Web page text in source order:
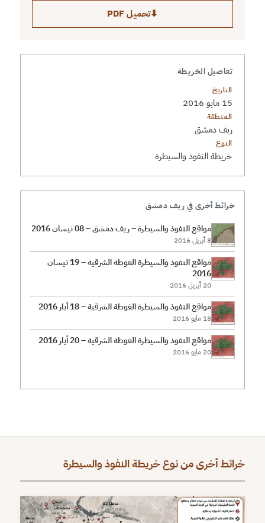
⬇تحميل PDF
تفاصيل الخريطة
التاريخ
15 مايو 2016
المنطقة
ريف دمشق
النوع
خريطة النفوذ والسيطرة
خرائط أخرى في ريف دمشق
مواقع النفوذ والسيطرة – ريف دمشق – 08 نيسان 2016
8 أبريل 2016
مواقع النفوذ والسيطرة الغوطة الشرقية – 19 نيسان
2016
20 أبريل 2016
مواقع النفوذ والسيطرة الغوطة الشرقية – 18 أيار 2016
18 مايو 2016
مواقع النفوذ والسيطرة الغوطة الشرقية – 20 أيار 2016
20 مايو 2016
خرائط أخرى من نوع خريطة النفوذ والسيطرة